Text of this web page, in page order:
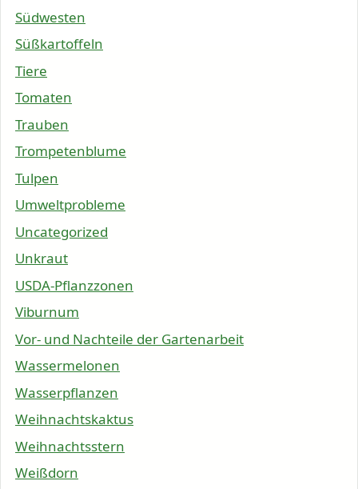
Südwesten
Süßkartoffeln
Tiere
Tomaten
Trauben
Trompetenblume
Tulpen
Umweltprobleme
Uncategorized
Unkraut
USDA-Pflanzzonen
Viburnum
Vor- und Nachteile der Gartenarbeit
Wassermelonen
Wasserpflanzen
Weihnachtskaktus
Weihnachtsstern
Weißdorn